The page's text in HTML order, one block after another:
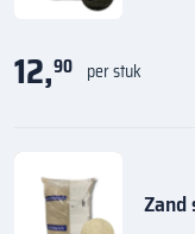
12,90 per stuk
Zand